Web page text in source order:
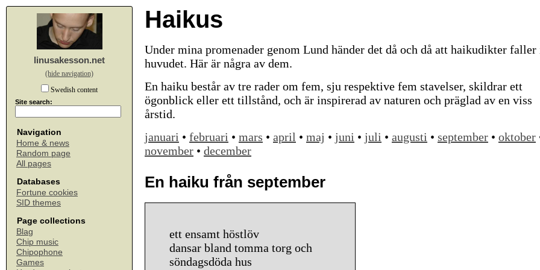
linusakesson.net
(hide navigation)
Swedish content
Site search:
Navigation
Home & news
Random page
All pages
Databases
Fortune cookies
SID themes
Page collections
Blag
Chip music
Chipophone
Games
Haikus
Under mina promenader genom Lund händer det då och då att haikudikter faller
huvudet. Här är några av dem.
En haiku består av tre rader om fem, sju respektive fem stavelser, skildrar ett
ögonblick eller ett tillstånd, och är inspirerad av naturen och präglad av en viss
årstid.
januari • februari • mars • april • maj • juni • juli • augusti • september • oktober
november • december
En haiku från september
ett ensamt höstlöv
dansar bland tomma torg och
söndagsdöda hus